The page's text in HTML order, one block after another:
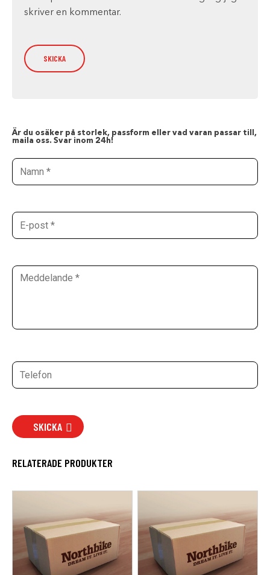
skriver en kommentar.
Är du osäker på storlek, passform eller vad varan passar till,
maila oss. Svar inom 24h!
SKICKA
RELATERADE PRODUKTER